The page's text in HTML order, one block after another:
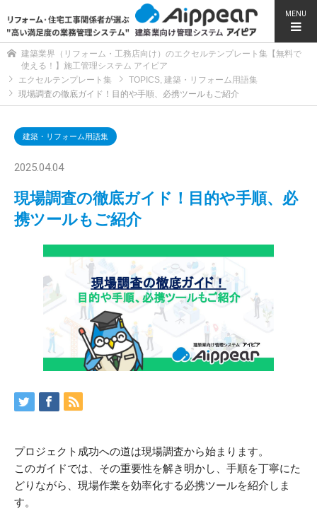
MENU
建築業界（リフォーム・工務店向け）のエクセルテンプレート集【無料で
使える！】施工管理システム アイピア
エクセルテンプレート集
TOPICS, 建築・リフォーム用語集
現場調査の徹底ガイド！目的や手順、必携ツールもご紹介
建築・リフォーム用語集
2025.04.04
現場調査の徹底ガイド！目的や手順、必
携ツールもご紹介
プロジェクト成功への道は現場調査から始まります。
このガイドでは、その重要性を解き明かし、手順を丁寧にた
どりながら、現場作業を効率化する必携ツールを紹介しま
す。